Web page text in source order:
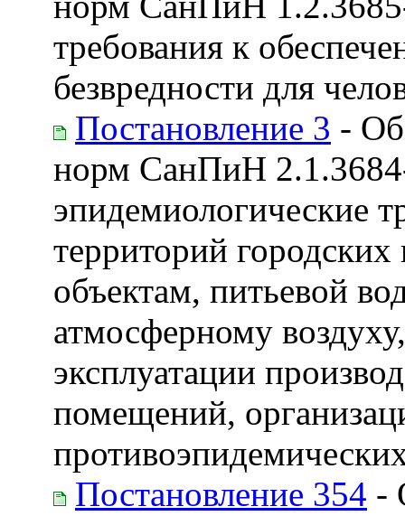
требования к
безвредности для
Постановление 3 -
норм СанПиН
эпидемиологические
территорий
объектам, питьевой
атмосферному
эксплуатации
помещений,
Постановление 354 -